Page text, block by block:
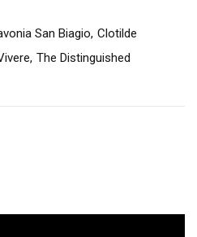
San Biagio Clotilde
The Distinguished